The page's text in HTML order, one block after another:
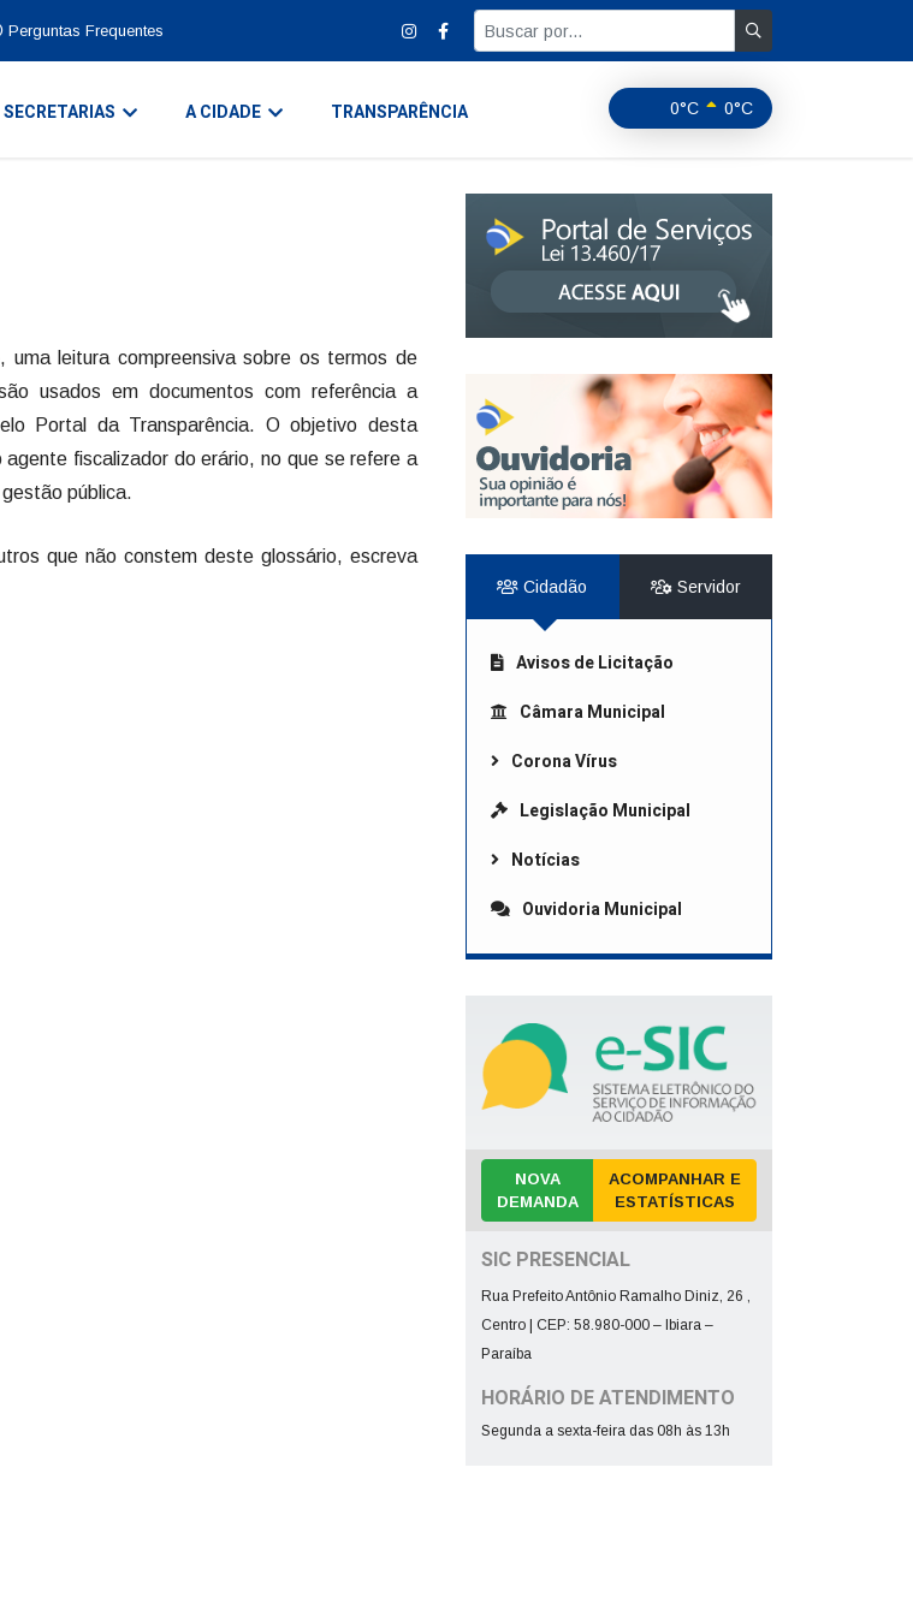
Perguntas Frequentes
0°C 0°C
SECRETARIAS A CIDADE TRANSPARÊNCIA
uma leitura compreensiva sobre os termos de
usados em documentos com referência a
Portal da Transparência. O objetivo desta
fiscalizador do erário, no que se refere a
pública.
que não constem deste glossário, escreva
Cidadão Servidor
Avisos de Licitação
Câmara Municipal
Corona Vírus
Legislação Municipal
Notícias
Ouvidoria Municipal
NOVA
DEMANDA
ACOMPANHAR E
ESTATÍSTICAS
SIC PRESENCIAL
Rua Prefeito Antônio Ramalho Diniz, 26 ,
Centro | CEP: 58.980-000 – Ibiara –
Paraíba
HORÁRIO DE ATENDIMENTO
Segunda a sexta-feira das 08h às 13h